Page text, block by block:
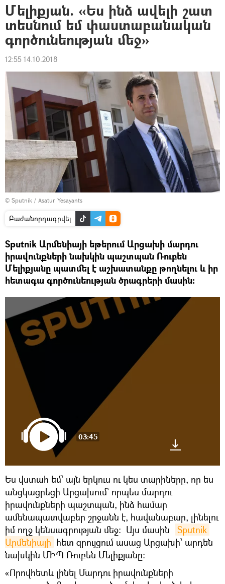
Մելիքյան. «Ես ինձ ավելի շատ
տեսնում եմ փաստաբանական
գործունեության մեջ»
12:55 14.10.2018
© Sputnik / Asatur Yesayants
Բաժանորդագրվել
Sputnik Արմենիայի եթերում Արցախի մարդու
իրավունքների նախկին պաշտպան Ռուբեն
Մելիքյանը պատմել է աշխատանքը թողնելու և իր
հետագա գործունեության ծրագրերի մասին:
03:45
Ես վստահ եմ՝ այն երկուս ու կես տարիները, որ ես
անցկացրեցի Արցախում՝ որպես մարդու
իրավունքների պաշտպան, ինձ համար
ամենապատվաբեր շրջանն է, հավանաբար, լինելու
իմ ողջ կենսագրության մեջ: Այս մասին
Sputnik
Արմենիայի հետ զրույցում ասաց Արցախի՝ արդեն
նախկին ՄԻՊ Ռուբեն Մելիքյանը:
«Որովհետև լինել Մարդու իրավունքների